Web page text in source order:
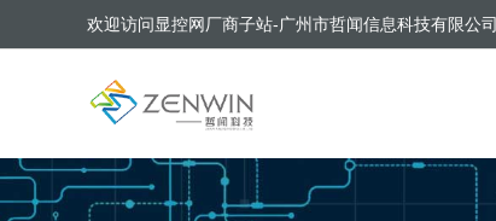
欢迎访问显控网厂商子站-广州市哲闻信息科技有限公司